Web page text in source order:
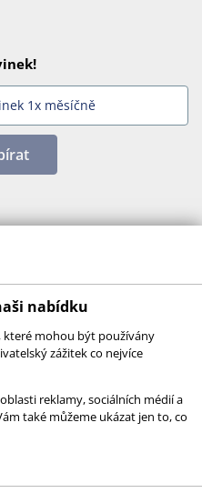
práva vyhrazena
and the
Terms of Serviceapply.
nabídku
které mohou být používány
zážitek co nejvíce
reklamy, sociálních médií a
také můžeme ukázat jen to, co